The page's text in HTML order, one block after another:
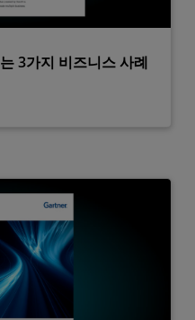
3가지 비즈니스 사례